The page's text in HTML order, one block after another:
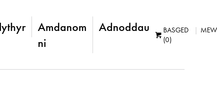
Amdanom
ni
Adnoddau
BASGED
(0)